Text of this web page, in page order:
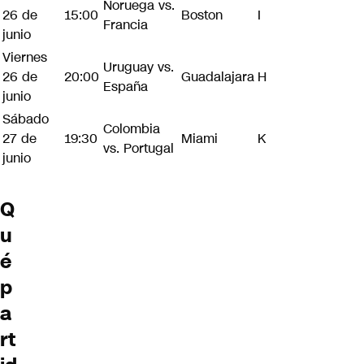
26 de
junio
15:00
Noruega vs.
Francia
Boston I
Viernes
26 de
junio
20:00
Uruguay vs.
España
Guadalajara H
Sábado
27 de
junio
19:30
Colombia
vs. Portugal
Miami K
Q
u
é
p
a
rt